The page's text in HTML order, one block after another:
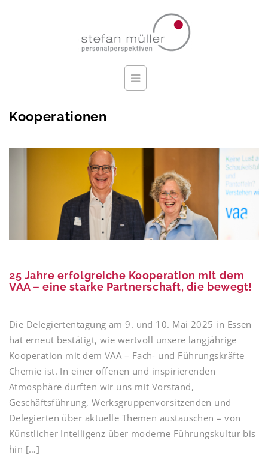
Kooperationen
25 Jahre erfolgreiche Kooperation mit dem
VAA – eine starke Partnerschaft, die bewegt!
Die Delegiertentagung am 9. und 10. Mai 2025 in Essen
hat erneut bestätigt, wie wertvoll unsere langjährige
Kooperation mit dem VAA – Fach- und Führungskräfte
Chemie ist. In einer offenen und inspirierenden
Atmosphäre durften wir uns mit Vorstand,
Geschäftsführung, Werksgruppenvorsitzenden und
Delegierten über aktuelle Themen austauschen – von
Künstlicher Intelligenz über moderne Führungskultur bis
hin […]